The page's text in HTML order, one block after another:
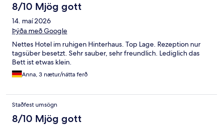
8/10 Mjög gott
14. maí 2026
Þýða með Google
Nettes Hotel im ruhigen Hinterhaus. Top Lage. Rezeption nur
tagsüber besetzt. Sehr sauber, sehr freundlich. Lediglich das
Bett ist etwas klein.
Anna, 3 nætur/nátta ferð
Staðfest umsögn
8/10 Mjög gott